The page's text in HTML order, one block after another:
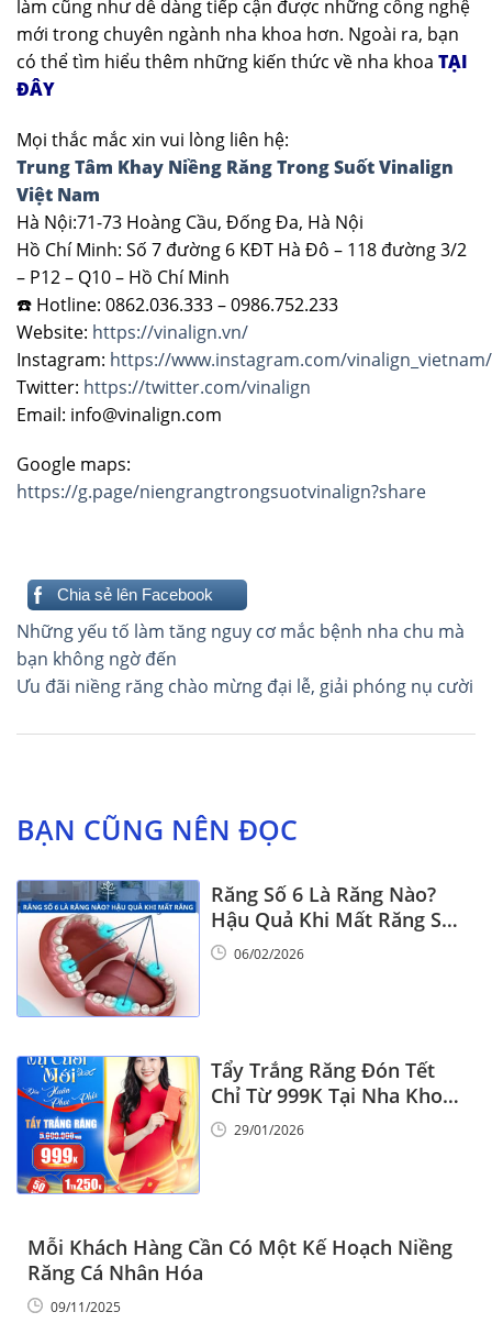
làm cũng như dễ dàng tiếp cận được những công nghệ
mới trong chuyên ngành nha khoa hơn. Ngoài ra, bạn
có thể tìm hiểu thêm những kiến thức về nha khoa TẠI
ĐÂY
Mọi thắc mắc xin vui lòng liên hệ:
Trung Tâm Khay Niềng Răng Trong Suốt Vinalign
Việt Nam
Hà Nội:71-73 Hoàng Cầu, Đống Đa, Hà Nội
Hồ Chí Minh: Số 7 đường 6 KĐT Hà Đô – 118 đường 3/2
– P12 – Q10 – Hồ Chí Minh
☎️ Hotline: 0862.036.333 – 0986.752.233
Website: https://vinalign.vn/
Instagram: https://www.instagram.com/vinalign_vietnam/
Twitter: https://twitter.com/vinalign
Email: info@vinalign.com
Google maps:
https://g.page/niengrangtrongsuotvinalign?share
Chia sẻ lên Facebook
Điều
hướng
bài
Những yếu tố làm tăng nguy cơ mắc bệnh nha chu mà
bạn không ngờ đến
Ưu đãi niềng răng chào mừng đại lễ, giải phóng nụ cười
BẠN CŨNG NÊN ĐỌC
Răng Số 6 Là Răng Nào?
Hậu Quả Khi Mất Răng Số
6
06/02/2026
Tẩy Trắng Răng Đón Tết
Chỉ Từ 999K Tại Nha Khoa
Vinalign
29/01/2026
Mỗi Khách Hàng Cần Có Một Kế Hoạch Niềng
Răng Cá Nhân Hóa
09/11/2025